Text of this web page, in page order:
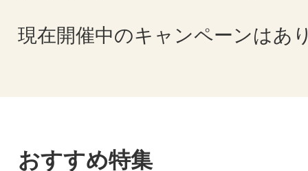
現在開催中のキャンペーンはあ
おすすめ特集